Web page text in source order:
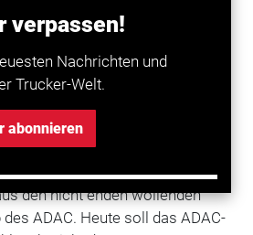
verpassen!
Nachrichten und
Trucker-Welt.
abonnieren
-Präsident Peter Meyer
Heute lässt er
und Manipulationen von
denen gemäß
ich nicht länger alleine
werden." Meyer tritt mit
und zieht damit doch noch
den nicht enden wollenden
ADAC. Heute soll das ADAC-